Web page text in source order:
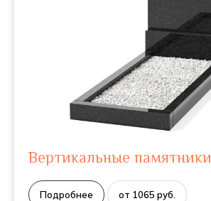
Вертикальные памятники
Подробнее от 1065 руб.